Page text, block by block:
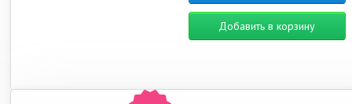
Добавить в корзину